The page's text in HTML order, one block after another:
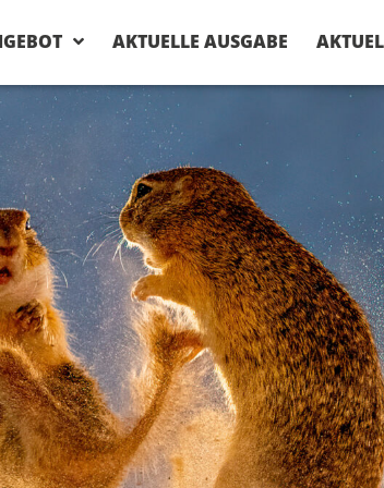
AKTUELLE AUSGABE